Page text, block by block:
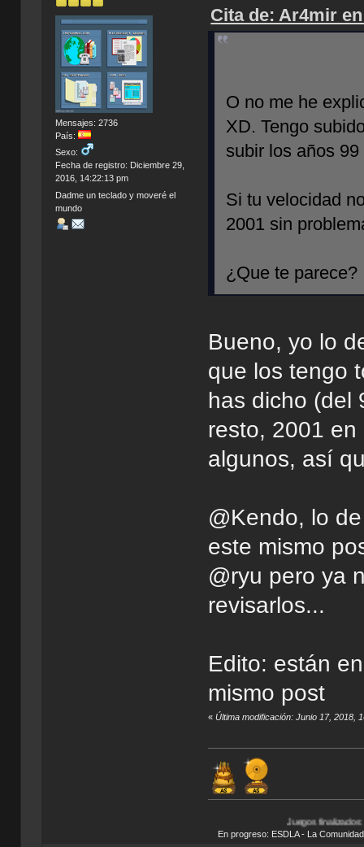
Mensajes: 2736
País:
Sexo:
Fecha de registro: Diciembre 29,
2016, 14:22:13 pm
Dadme un teclado y moveré el
mundo
Cita de: Ar4mir
O no me he
XD. Tengo
subir los años
Si tu velocidad
2001 sin
¿Que te parece?
Bueno, yo lo
que los tengo
has dicho (del
resto, 2001
algunos, así
@Kendo, lo
este mismo
@ryu pero ya
revisarlos...
Edito: están
mismo post
«Última modificación: Junio 17, 2018,
Juegos finalizados:Bionicle
En progreso: ESDLA - La